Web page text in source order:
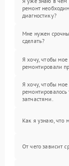
ремонт
диагностику?
Мне нужен
сделать?
Я хочу, чтобы мое
ремонтировали
Я хочу, чтобы мое
запчастями.
Как я узнаю, что
От чего зависит